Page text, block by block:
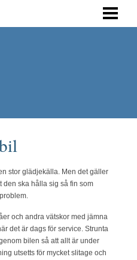
stor glädjekälla. Men det gäller
den ska hålla sig så fin som
och andra vätskor med jämna
det är dags för service. Strunta
bilen så att allt är under
utsetts för mycket slitage och